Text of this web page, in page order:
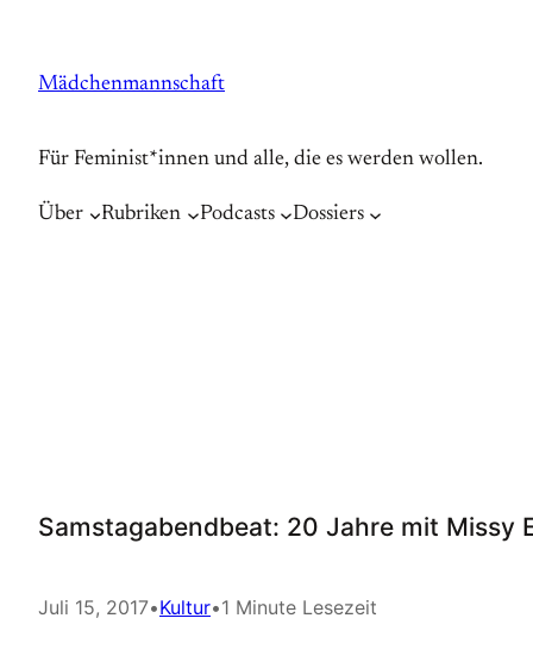
springen
Mädchenmannschaft
Für Feminist*innen und alle, die es werden wollen.
Über Rubriken Podcasts Dossiers
Samstagabendbeat: 20 Jahre mit Missy
Juli 15, 2017•Kultur•1 Minute Lesezeit